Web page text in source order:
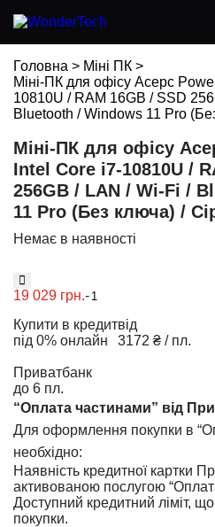
Головна > Міні ПК >
Міні-ПК для офісу Acepc
10810U / RAM 16GB / SSD
Bluetooth / Windows 11 Pro
Міні-ПК для офісу
Intel Core i7-10810U /
256GB / LAN / Wi-Fi /
11 Pro (Без ключа) /
Немає в наявності
19 029 грн.-
Купити в кредит
під 0% онлайн
від
3172 ₴ / пл.
Приватбанк
до 6 пл.
“Оплата частинами” від
Для оформлення покупки в
необхідно:
Наявність кредитної картки
активованою послугою
Доступний кредитний ліміт,
покупки.